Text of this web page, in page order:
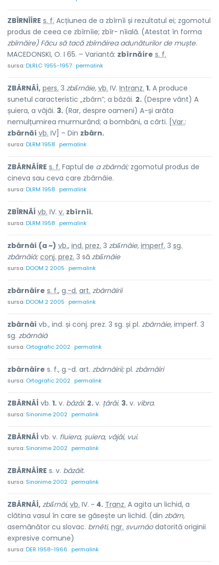
ZBÎRNÎÍRE s. f. Acțiunea de a zbîrnîi și rezultatul ei; zgomotul
produs de ceea ce zbîrnîie; zbîr- nîială. (Atestat în forma
zbîrnăire) Făcu să tacă zbîrnăirea adunăturilor de muște.
MACEDONSKI, O. I 65. – Variantă: zbîrnăíre s. f.
sursa:DLRLC 1955-1957 permalink
ZBÂRNÂÍ, pers. 3 zbấrnâie, vb. IV. Intranz. 1. A produce
sunetul caracteristic „zbârn”; a bâzâi. 2. (Despre vânt) A
șuiera, a vâjâi. 3. (Rar, despre oameni) A-și arăta
nemulțumirea murmurând; a bombăni, a cârti. [ Var.:
zbârnăí vb. IV] – Din zbârn.
sursa:DLRM 1958 permalink
ZBÂRNÂÍRE s. f. Faptul de a zbârnâi;zgomotul produs de
cineva sau ceva care zbârnâie.
sursa:DLRM 1958 permalink
ZBÎRNĂÍ vb. IV. v. zbîrnîi.
sursa:DLRM 1958 permalink
zbârnâí (a ~) vb., ind. prez. 3 zbấrnâie, imperf. 3 sg.
zbârnâiá; conj. prez. 3 să zbấrnâie
sursa:DOOM 2 2005 permalink
zbârnâíre s. f., g.-d. art. zbârnâírii
sursa:DOOM 2 2005 permalink
zbârnâí vb., ind. și conj. prez. 3 sg. și pl. zbârnâie, imperf. 3
sg. zbârnâiá
sursa: Ortografic 2002 permalink
zbârnâíre s. f., g.-d. art. zbârnâírii;pl. zbârnâíri
sursa: Ortografic 2002 permalink
ZBÂRNÂÍ vb. 1. v. bâzâi. 2. v. țârâi. 3. v. vibra.
sursa: Sinonime 2002 permalink
ZBÂRNÂÍ vb. v. fluiera, șuiera, vâjâi, vui.
sursa: Sinonime 2002 permalink
ZBÂRNÂÍRE s. v. bâzâit.
sursa: Sinonime 2002 permalink
ZBÂRNÂÍ, zbấrnâi, vb. IV. ~ 4. Tranz. A agita un lichid, a
clătina vasul în care se găsește un lichid. (din zbârn,
asemănător cu slovac. brnêti, ngr. svurnáodatorită originii
expresive comune)
sursa:DER 1958-1966 permalink